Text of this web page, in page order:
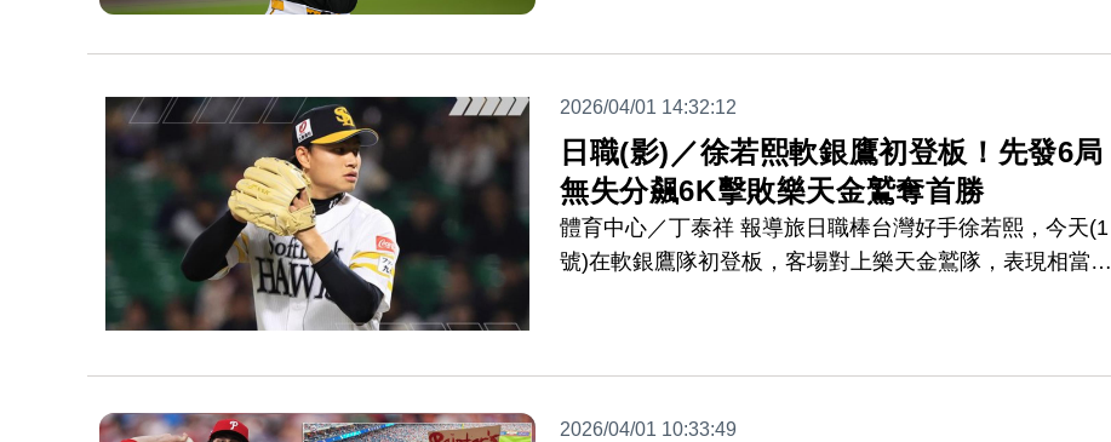
2026/04/01 14:32:12
日職(影)／徐若熙軟銀鷹初登板！先發6局
無失分飆6K擊敗樂天金鷲奪首勝
體育中心／丁泰祥 報導旅日職棒台灣好手徐若熙，今天(1
號)在軟銀鷹隊初登板，客場對上樂天金鷲隊，表現相當出
2026/04/01 10:33:49